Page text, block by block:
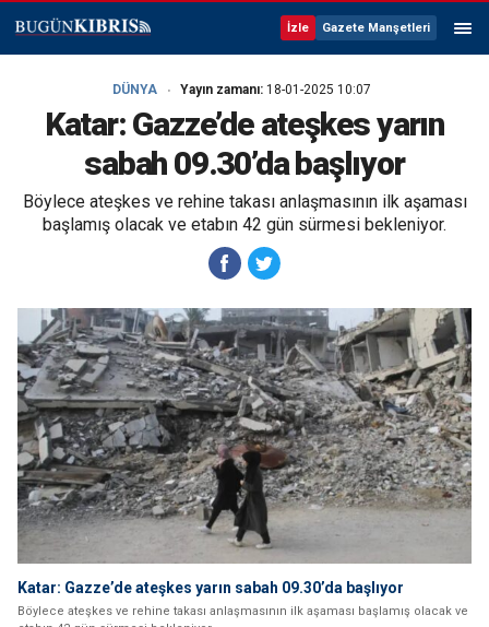
İzle Gazete Manşetleri
DÜNYA Yayın zamanı: 18-01-2025 10:07
Katar: Gazze’de ateşkes yarın
sabah 09.30’da başlıyor
Böylece ateşkes ve rehine takası anlaşmasının ilk aşaması
başlamış olacak ve etabın 42 gün sürmesi bekleniyor.
Katar: Gazze’de ateşkes yarın sabah 09.30’da başlıyor
Böylece ateşkes ve rehine takası anlaşmasının ilk aşaması başlamış olacak ve